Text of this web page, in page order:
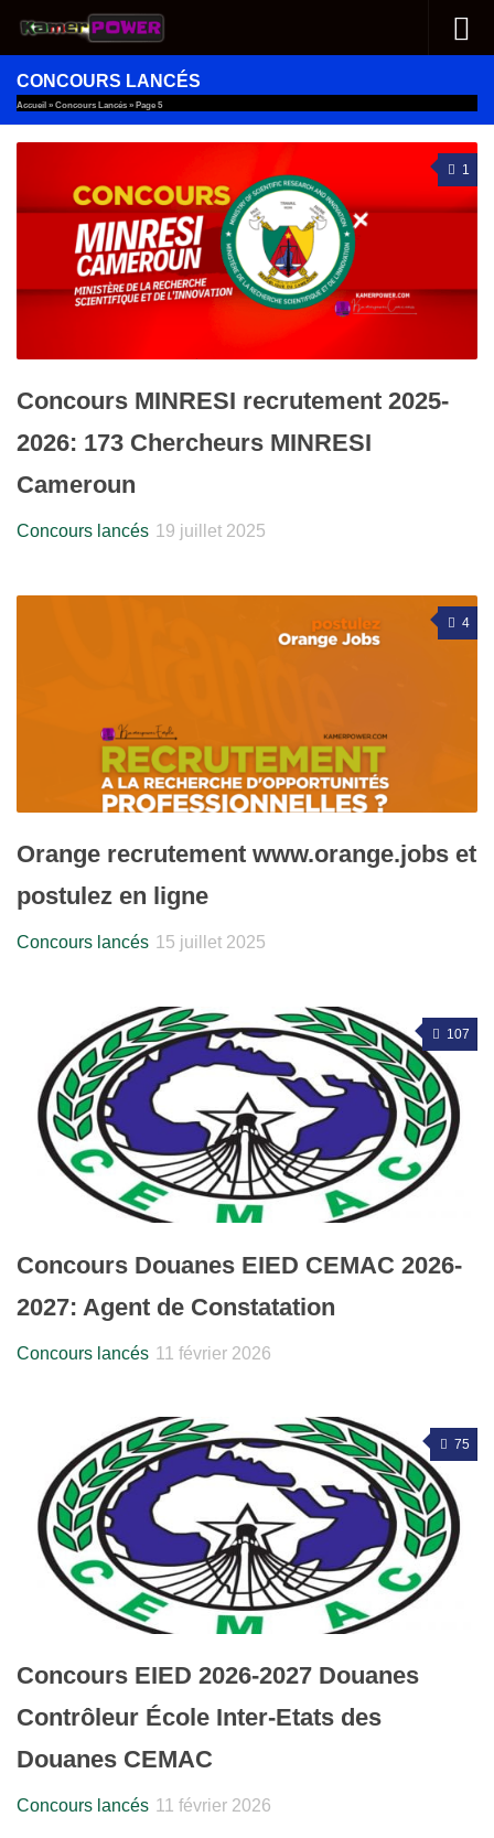
Au dessous du contenu
CONCOURS LANCÉS
Accueil » Concours Lancés » Page 5
1
Concours MINRESI recrutement 2025-
2026: 173 Chercheurs MINRESI
Cameroun
Concours lancés 19 juillet 2025
4
Orange recrutement www.orange.jobs et
postulez en ligne
Concours lancés 15 juillet 2025
107
Concours Douanes EIED CEMAC 2026-
2027: Agent de Constatation
Concours lancés 11 février 2026
75
Concours EIED 2026-2027 Douanes
Contrôleur École Inter-Etats des
Douanes CEMAC
Concours lancés 11 février 2026